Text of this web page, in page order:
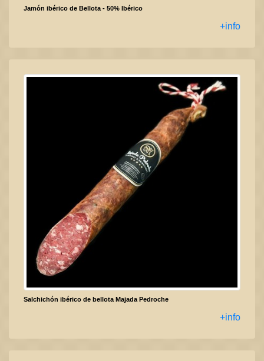
Jamón ibérico de Bellota - 50% Ibérico
+info
Salchichón ibérico de bellota Majada Pedroche
+info